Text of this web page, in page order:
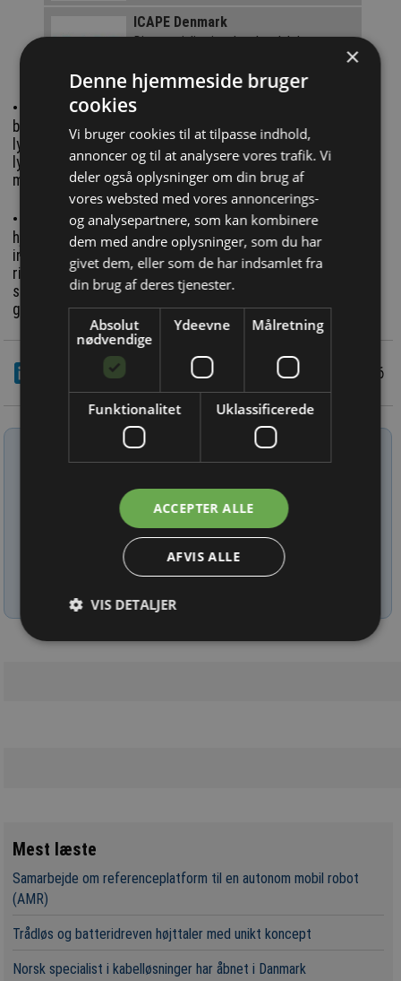
ICAPE Denmark
Din specialist i trykte kredsløb
• 'Samlesæt-malware' øger tempoet: Hackerne benytter
billige standardkomponenter og færdige skabeloner fra
lyssky fora. Det gør det muligt for selv uafhængige grupper
lynhurtigt at samle, tilpasse og opskalere deres angreb med
minimal indsats.
• Blinde passagerer i Microsoft Teams: Via falske
hjemmesider og reklamer lokkes brugere til at hente
inficerede installationsfiler til Microsoft Teams. Mens det
rigtige program installeres, rejser en skjult virus – en
såkaldt Oyster Loader – med som en blind passager, der
giver hackeren en bagdør til computeren.
9/3 2026
Tilmeld nyhedsbrev
Mest læste
Samarbejde om referenceplatform til en autonom mobil robot
(AMR)
Trådløs og batteridreven højttaler med unikt koncept
Norsk specialist i kabelløsninger har åbnet i Danmark
×
Denne hjemmeside bruger
cookies
Vi bruger cookies til at tilpasse indhold,
annoncer og til at analysere vores trafik. Vi
deler også oplysninger om din brug af
vores websted med vores annoncerings-
og analysepartnere, som kan kombinere
dem med andre oplysninger, som du har
givet dem, eller som de har indsamlet fra
din brug af deres tjenester.
Absolut
nødvendige
Ydeevne Målretning
Funktionalitet Uklassificerede
ACCEPTER ALLE
AFVIS ALLE
VIS DETALJER